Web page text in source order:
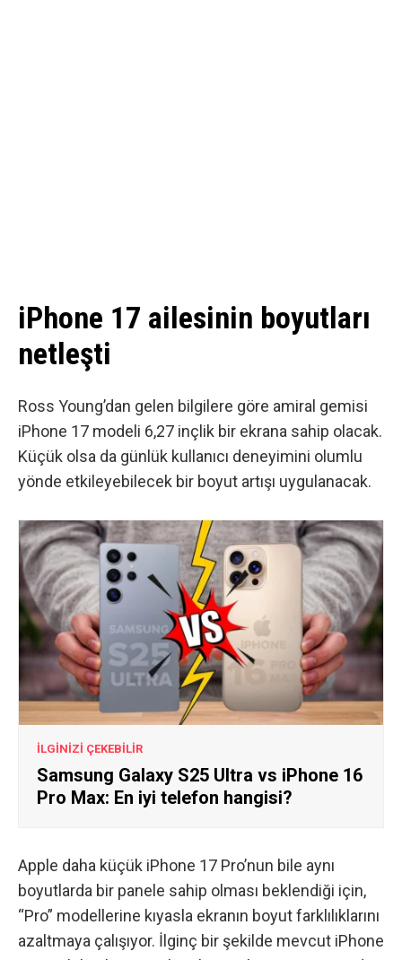
iPhone 17 ailesinin boyutları
netleşti
Ross Young’dan gelen bilgilere göre amiral gemisi
iPhone 17 modeli 6,27 inçlik bir ekrana sahip olacak.
Küçük olsa da günlük kullanıcı deneyimini olumlu
yönde etkileyebilecek bir boyut artışı uygulanacak.
İLGİNİZİ ÇEKEBİLİR
Samsung Galaxy S25 Ultra vs iPhone 16
Pro Max: En iyi telefon hangisi?
Apple daha küçük iPhone 17 Pro’nun bile aynı
boyutlarda bir panele sahip olması beklendiği için,
“Pro” modellerine kıyasla ekranın boyut farklılıklarını
azaltmaya çalışıyor. İlginç bir şekilde mevcut iPhone